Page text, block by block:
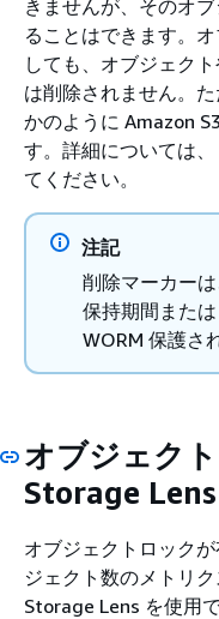
きませんが、そのオ
ることはできます。
しても、オブジェク
は削除されません。
かのように Amazon
す。詳細については、
てください。
注記
削除マーカー
保持期間また
WORM 保護さ
オブジェク
Storage
オブジェクトロック
ジェクト数のメトリ
Storage Lens を使用